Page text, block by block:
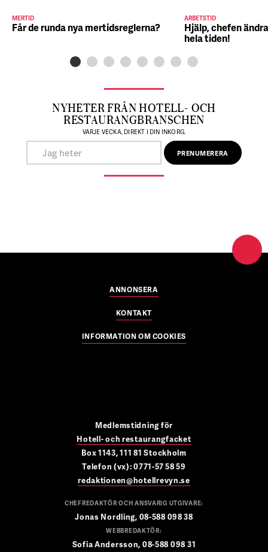
MERTID
Får de runda nya mertidsreglerna?
ARBETSTID
Hjälp, chefen
hela tiden!
NYHETER FRÅN HOTELL- OCH
RESTAURANGBRANSCHEN
VARJE VECKA, DIREKT I DIN INKORG.
ANNONSERA
KONTAKT
INFORMATION OM COOKIES
Medlemstidning för
Hotell- och restaurangfacket
Box 1143, 111 81 Stockholm
Telefon (vx): 0771-57 58 59
redaktionen@hotellrevyn.se
CHEFREDAKTÖR OCH ANSVARIG UTGIVARE:
Jonas Nordling, 08-588 098 38
WEBBREDAKTÖR:
Sofia Andersson, 08-588 098 31